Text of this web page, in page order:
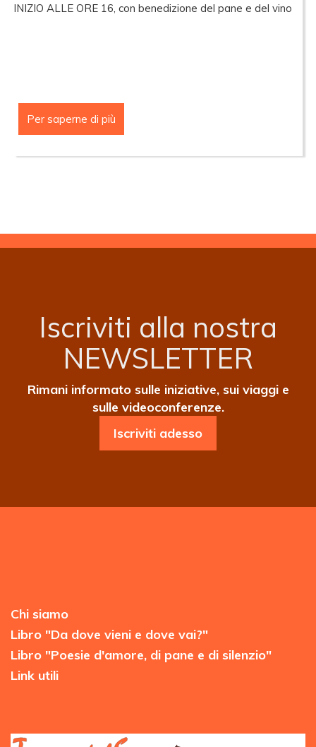
INIZIO ALLE ORE 16, con benedizione del pane e del vino
Per saperne di più
DEL
Iscriviti alla nostra
NEWSLETTER
Rimani informato sulle iniziative, sui viaggi e
sulle videoconferenze.
Iscriviti adesso
Chi siamo
Libro "Da dove vieni e dove vai?"
Libro "Poesie d'amore, di pane e di silenzio"
Link utili